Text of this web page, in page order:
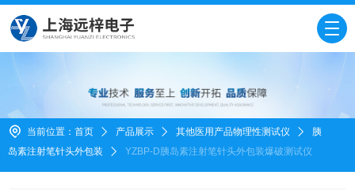
当前位置： 首页 产品展示 其他医用产品物理性测试仪
胰
岛素注射笔针头外包装
YZBP-D胰岛素注射笔针头外包装爆破测试仪